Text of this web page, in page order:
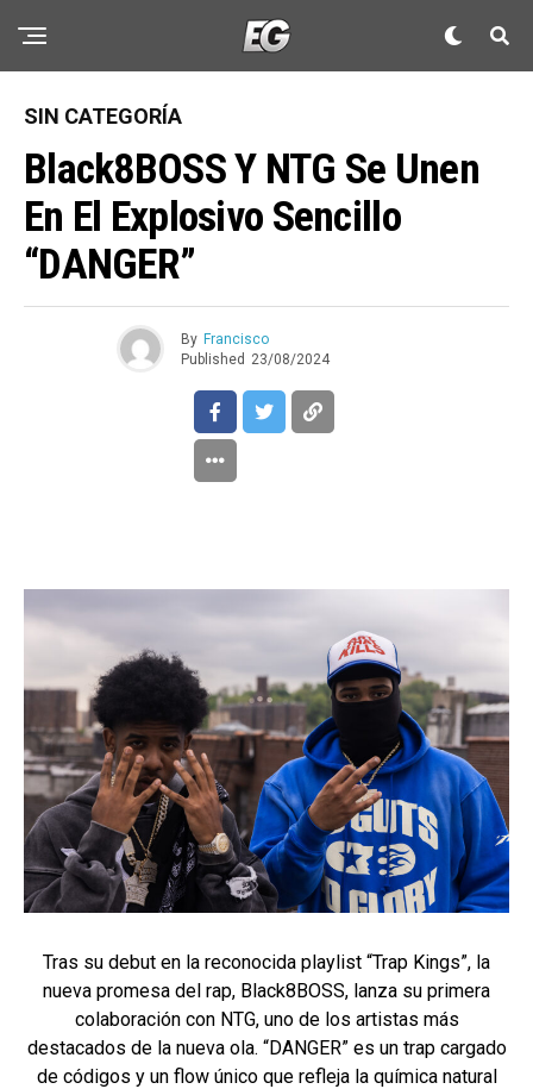
SIN CATEGORÍA
Black8BOSS Y NTG Se Unen
En El Explosivo Sencillo
“DANGER”
By Francisco
Published 23/08/2024
Tras su debut en la reconocida playlist “Trap Kings”, la
nueva promesa del rap, Black8BOSS, lanza su primera
colaboración con NTG, uno de los artistas más
destacados de la nueva ola. “DANGER” es un trap cargado
de códigos y un flow único que refleja la química natural